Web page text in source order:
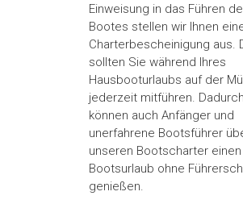
Einweisung in das Führen
Bootes stellen wir Ihnen
Charterbescheinigung aus.
sollten Sie während Ihres
Hausbooturlaubs auf der
jederzeit mitführen. Dadurch
können auch Anfänger und
unerfahrene Bootsführer
unseren Bootscharter einen
Bootsurlaub ohne
genießen.